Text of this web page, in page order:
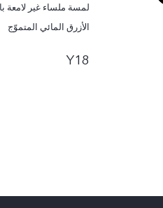
لمسة ملساء غير لامعة
الأزرق المائي المتموّج
Y18